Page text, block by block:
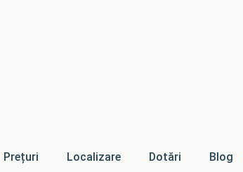
Prețuri Localizare Dotări Blog